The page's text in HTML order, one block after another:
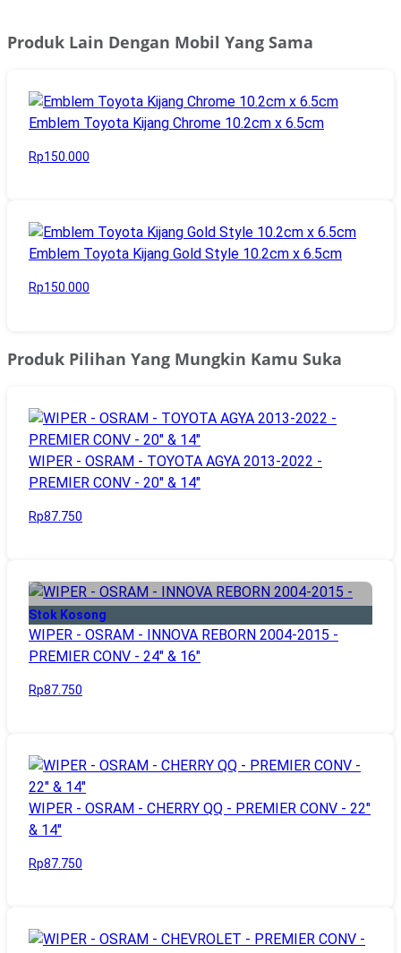
Produk Lain Dengan Mobil Yang Sama
Emblem Toyota Kijang Chrome 10.2cm x 6.5cm
Rp150.000
Emblem Toyota Kijang Gold Style 10.2cm x 6.5cm
Rp150.000
Produk Pilihan Yang Mungkin Kamu Suka
WIPER - OSRAM - TOYOTA AGYA 2013-2022 -
PREMIER CONV - 20" & 14"
Rp87.750
Stok Kosong
WIPER - OSRAM - INNOVA REBORN 2004-2015 -
PREMIER CONV - 24" & 16"
Rp87.750
WIPER - OSRAM - CHERRY QQ - PREMIER CONV - 22"
& 14"
Rp87.750